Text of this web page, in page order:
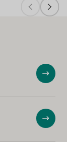
Näytä
Näytä